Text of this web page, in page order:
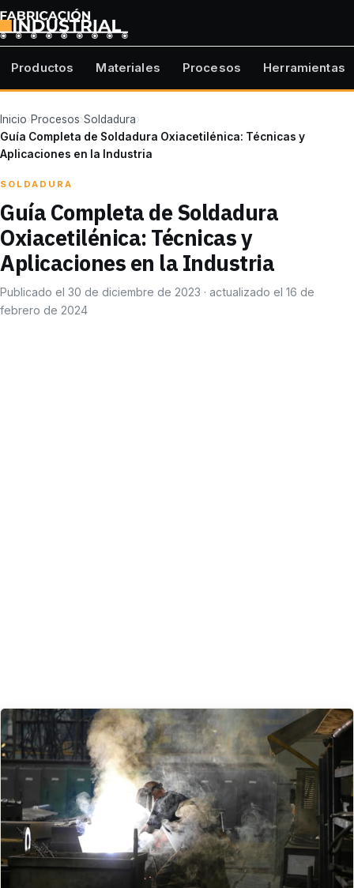
Productos Materiales Procesos Herramientas
Inicio›Procesos›Soldadura›
Guía Completa de Soldadura Oxiacetilénica: Técnicas y
Aplicaciones en la Industria
SOLDADURA
Guía Completa de Soldadura
Oxiacetilénica: Técnicas y
Aplicaciones en la Industria
Publicado el 30 de diciembre de 2023 · actualizado el 16 de
febrero de 2024